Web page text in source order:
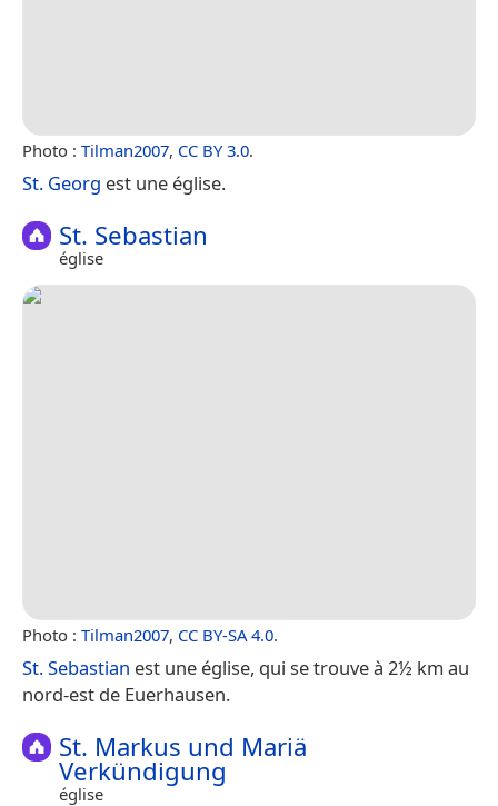
Photo : Tilman2007, CC BY 3.0.
St. Georg est une église.
St. Sebastian
église
Photo : Tilman2007, CC BY-SA 4.0.
St. Sebastian est une église, qui se trouve à 2½ km au
nord-est de Euerhausen.
St. Markus und Mariä
Verkündigung
église